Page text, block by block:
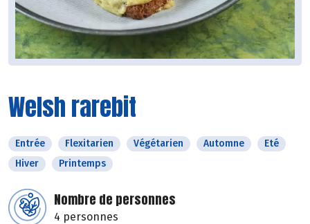
Welsh rarebit
Entrée Flexitarien Végétarien Automne
Eté
Hiver
Printemps
Nombre de personnes
4 personnes